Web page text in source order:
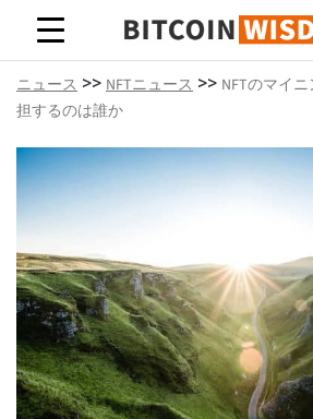
ビットコインの
ニュース >> NFTニュース >> NFTのマイ
担するのは誰か